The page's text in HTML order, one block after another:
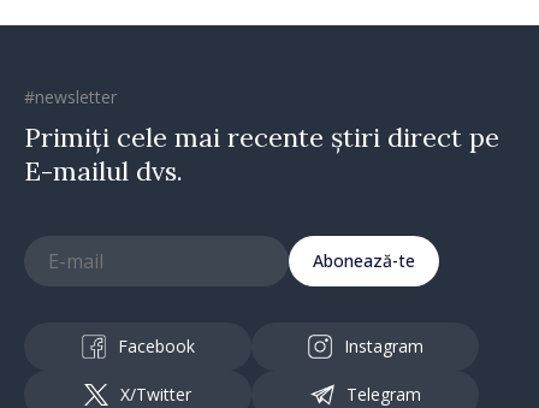
#newsletter
Primiți cele mai recente știri direct pe
E-mailul dvs.
Abonează-te
Facebook Instagram
X/Twitter Telegram